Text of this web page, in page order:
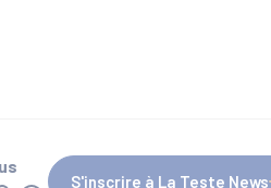
S'inscrire à La Teste News